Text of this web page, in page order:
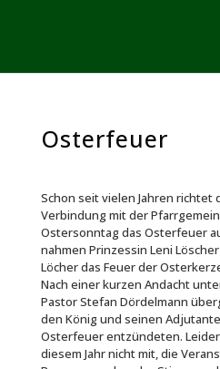
Osterfeuer
Schon seit vielen Jahren richtet
Verbindung mit der
Ostersonntag das Osterfeuer
nahmen Prinzessin Leni
Löcher das Feuer der
Nach einer kurzen Andacht
Pastor Stefan Dördelmann
den König und seinen
Osterfeuer entzündeten.
diesem Jahr nicht mit, die